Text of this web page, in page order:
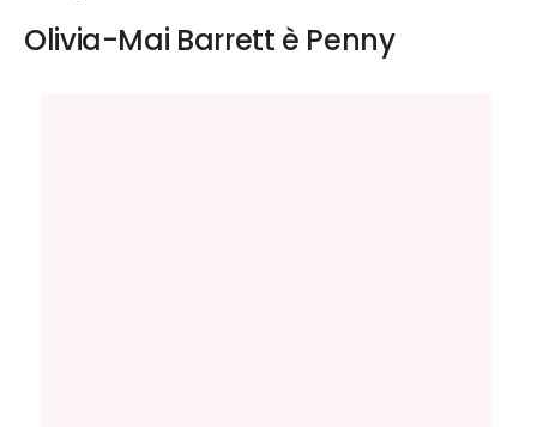
Olivia-Mai Barrett è Penny